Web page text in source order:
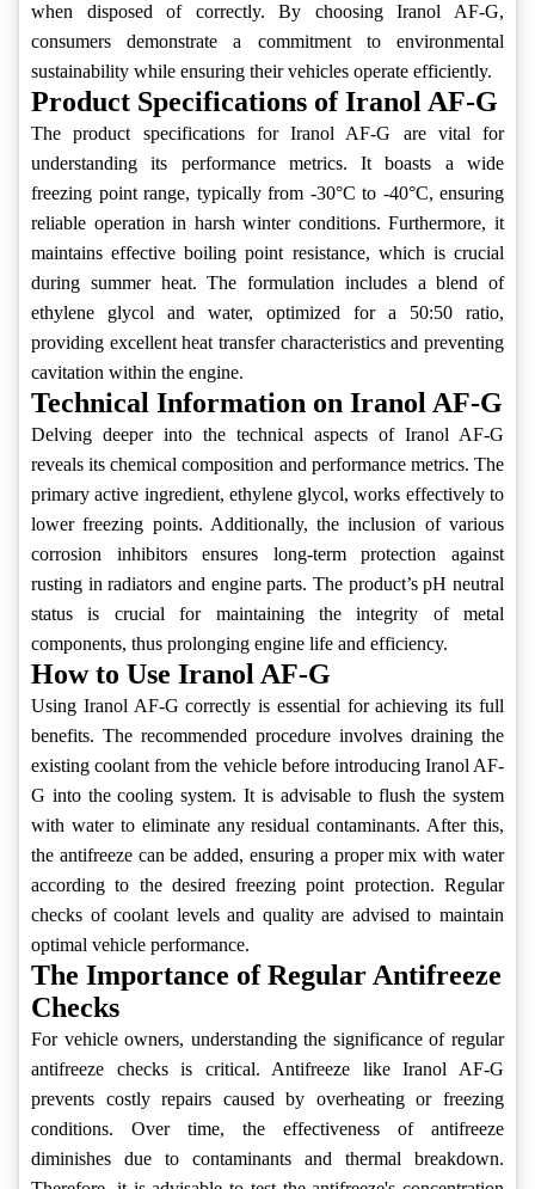
when disposed of correctly. By choosing Iranol AF-G,
consumers demonstrate a commitment to environmental
sustainability while ensuring their vehicles operate efficiently.
Product Specifications of Iranol AF-G
The product specifications for Iranol AF-G are vital for
understanding its performance metrics. It boasts a wide
freezing point range, typically from -30°C to -40°C, ensuring
reliable operation in harsh winter conditions. Furthermore, it
maintains effective boiling point resistance, which is crucial
during summer heat. The formulation includes a blend of
ethylene glycol and water, optimized for a 50:50 ratio,
providing excellent heat transfer characteristics and preventing
cavitation within the engine.
Technical Information on Iranol AF-G
Delving deeper into the technical aspects of Iranol AF-G
reveals its chemical composition and performance metrics. The
primary active ingredient, ethylene glycol, works effectively to
lower freezing points. Additionally, the inclusion of various
corrosion inhibitors ensures long-term protection against
rusting in radiators and engine parts. The product’s pH neutral
status is crucial for maintaining the integrity of metal
components, thus prolonging engine life and efficiency.
How to Use Iranol AF-G
Using Iranol AF-G correctly is essential for achieving its full
benefits. The recommended procedure involves draining the
existing coolant from the vehicle before introducing Iranol AF-
G into the cooling system. It is advisable to flush the system
with water to eliminate any residual contaminants. After this,
the antifreeze can be added, ensuring a proper mix with water
according to the desired freezing point protection. Regular
checks of coolant levels and quality are advised to maintain
optimal vehicle performance.
The Importance of Regular Antifreeze
Checks
For vehicle owners, understanding the significance of regular
antifreeze checks is critical. Antifreeze like Iranol AF-G
prevents costly repairs caused by overheating or freezing
conditions. Over time, the effectiveness of antifreeze
diminishes due to contaminants and thermal breakdown.